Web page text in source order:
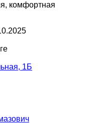
комфортная
1Б